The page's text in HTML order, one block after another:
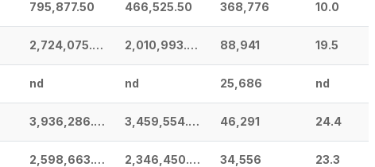
795,877.50 466,525.50 368,776 10.0
2,724,075.60 2,010,993.90 88,941 19.5
nd nd 25,686 nd
3,936,286.00 3,459,554.00 46,291 24.4
2,598,663.00 2,346,450.00 34,556 23.3